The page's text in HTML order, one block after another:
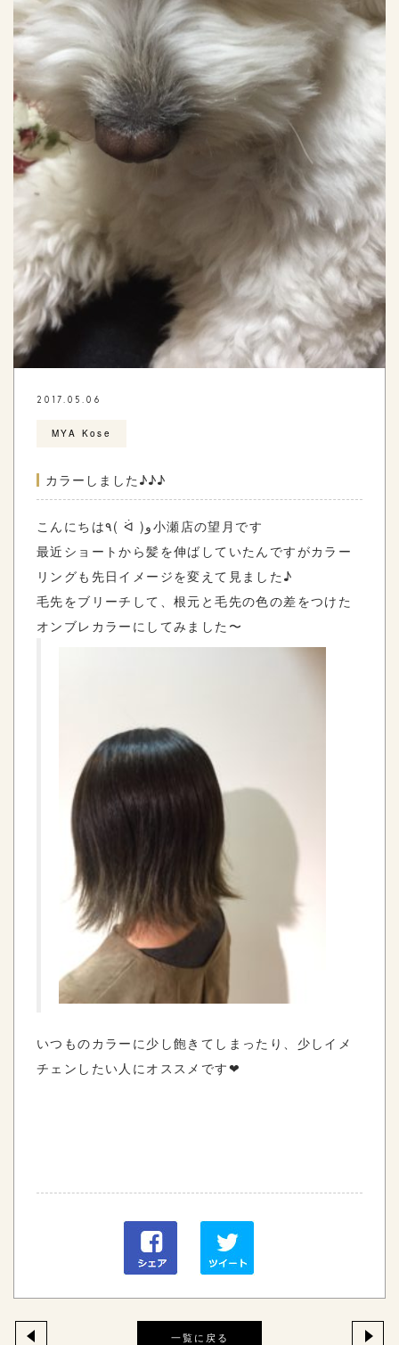
2017.05.06
MYA Kose
カラーしました♪♪♪
こんにちは٩( ᐛ )و小瀬店の望月です
最近ショートから髪を伸ばしていたんですがカラー
リングも先日イメージを変えて見ました♪
毛先をブリーチして、根元と毛先の色の差をつけた
オンブレカラーにしてみました〜
いつものカラーに少し飽きてしまったり、少しイメ
チェンしたい人にオススメです❤︎
一覧に戻る